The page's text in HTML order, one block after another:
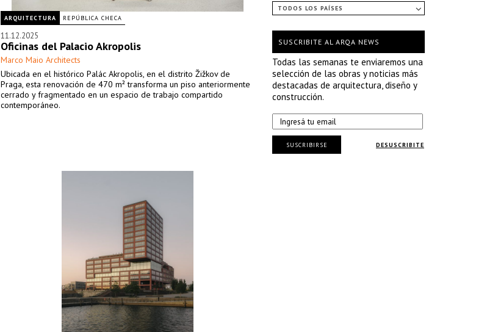
ARQUITECTURA REPÚBLICA CHECA
11.12.2025
Oficinas del Palacio Akropolis
Marco Maio Architects
Ubicada en el histórico Palác Akropolis, en el distrito Žižkov de
Praga, esta renovación de 470 m² transforma un piso anteriormente
cerrado y fragmentado en un espacio de trabajo compartido
contemporáneo.
TODOS LOS PAÍSES
SUSCRIBITE AL ARQA NEWS
Todas las semanas te enviaremos una
selección de las obras y noticias más
destacadas de arquitectura, diseño y
construcción.
DESUSCRIBITE
SUSCRIBIRSE